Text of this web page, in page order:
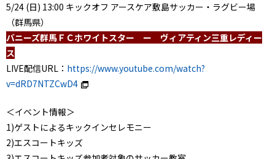
5/24 (日) 13:00 キックオフ アースケア敷島サッカー・ラグビー場
（群馬県）
バニーズ群馬ＦＣホワイトスター ー ヴィアティン三重レディー
ス
LIVE配信URL： https://www.youtube.com/watch?
v=dRD7NTZCwD4
＜イベント情報＞
1)ゲストによるキックインセレモニー
2)エスコートキッズ